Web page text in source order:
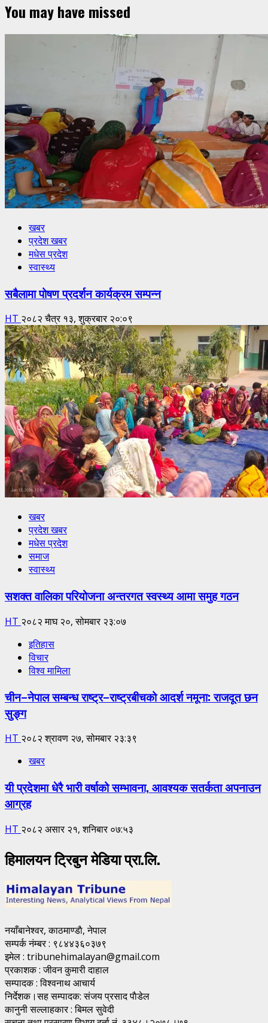
You may have missed
खबर
प्रदेश खबर
मधेस प्रदेश
स्वास्थ्य
सबैलामा पोषण प्रदर्शन कार्यक्रम सम्पन्न
HT २०८२ चैत्र १३, शुक्रबार २०:०९
खबर
प्रदेश खबर
मधेस प्रदेश
समाज
स्वास्थ्य
सशक्त वालिका परियोजना अन्तरगत स्वस्थ्य आमा समुह गठन
HT २०८२ माघ २०, सोमबार २३:०७
इतिहास
विचार
विश्व मामिला
चीन–नेपाल सम्बन्ध राष्ट्र–राष्ट्रबीचको आदर्श नमूना: राजदूत छन
सुङ्ग
HT २०८२ श्रावण २७, सोमबार २३:३९
खबर
यी प्रदेशमा धेरै भारी वर्षाको सम्भावना, आवश्यक सतर्कता अपनाउन
आग्रह
HT २०८२ असार २१, शनिबार ०७:५३
हिमालयन ट्रिबुन मेडिया प्रा.लि.
नयाँबानेश्वर, काठमाण्डाै, नेपाल
सम्पर्क नंम्बर : ९८४४३६०३७९
इमेल : tribunehimalayan@gmail.com
प्रकाशक : जीवन कुमारी दाहाल
सम्पादक : विश्वनाथ आचार्य
निर्देशक।सह सम्पादक: संजय प्रसाद पाैडेल
कानुनी सल्लाहकार : बिमल सुवेदी